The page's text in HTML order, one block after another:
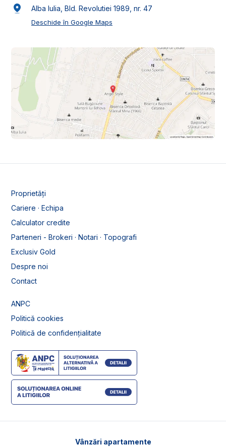
Alba Iulia, Bld. Revolutiei 1989, nr. 47
Deschide în Google Maps
Proprietăți
Cariere · Echipa
Calculator credite
Parteneri - Brokeri · Notari · Topografi
Exclusiv Gold
Despre noi
Contact
ANPC
Politică cookies
Politică de confidențialitate
Vânzări apartamente